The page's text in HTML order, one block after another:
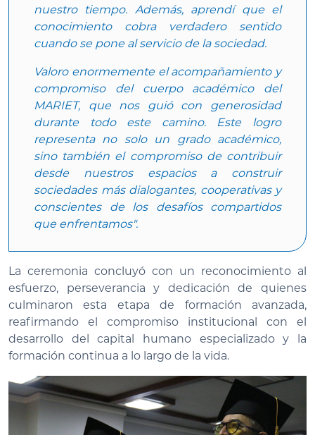
nuestro tiempo. Además, aprendí que el
conocimiento cobra verdadero sentido
cuando se pone al servicio de la sociedad.
Valoro enormemente el acompañamiento y
compromiso del cuerpo académico del
MARIET, que nos guió con generosidad
durante todo este camino. Este logro
representa no solo un grado académico,
sino también el compromiso de contribuir
desde nuestros espacios a construir
sociedades más dialogantes, cooperativas y
conscientes de los desafíos compartidos
que enfrentamos".
La ceremonia concluyó con un reconocimiento al
esfuerzo, perseverancia y dedicación de quienes
culminaron esta etapa de formación avanzada,
reafirmando el compromiso institucional con el
desarrollo del capital humano especializado y la
formación continua a lo largo de la vida.